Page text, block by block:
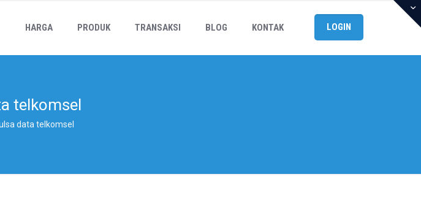
HARGA PRODUK TRANSAKSI BLOG KONTAK LOGIN
telkomsel
data telkomsel